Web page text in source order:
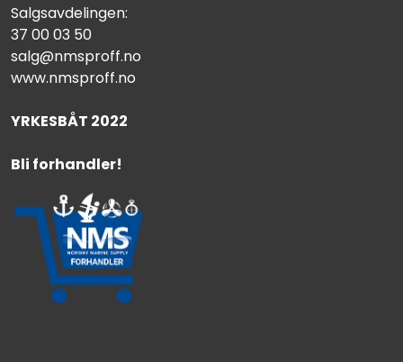
Salgsavdelingen:
37 00 03 50
salg@nmsproff.no
www.nmsproff.no
YRKESBÅT 2022
Bli forhandler!